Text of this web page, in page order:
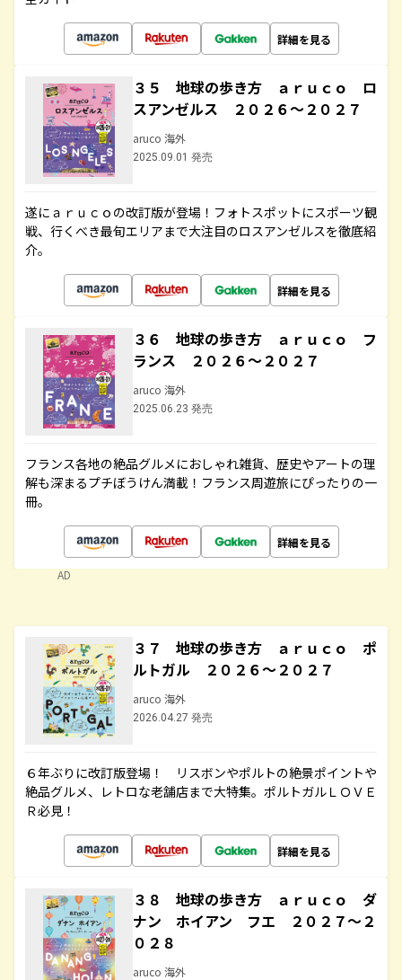
詳細を見る
３５ 地球の歩き方 ａｒｕｃｏ ロ
スアンゼルス ２０２６～２０２７
aruco 海外
2025.09.01 発売
遂にａｒｕｃｏの改訂版が登場！フォトスポットにスポーツ観
戦、行くべき最旬エリアまで大注目のロスアンゼルスを徹底紹
介。
詳細を見る
３６ 地球の歩き方 ａｒｕｃｏ フ
ランス ２０２６～２０２７
aruco 海外
2025.06.23 発売
フランス各地の絶品グルメにおしゃれ雑貨、歴史やアートの理
解も深まるプチぼうけん満載！フランス周遊旅にぴったりの一
冊。
詳細を見る
AD
３７ 地球の歩き方 ａｒｕｃｏ ポ
ルトガル ２０２６～２０２７
aruco 海外
2026.04.27 発売
６年ぶりに改訂版登場！ リスボンやポルトの絶景ポイントや
絶品グルメ、レトロな老舗店まで大特集。ポルトガルＬＯＶＥ
Ｒ必見！
詳細を見る
３８ 地球の歩き方 ａｒｕｃｏ ダ
ナン ホイアン フエ ２０２７～２
０２８
aruco 海外